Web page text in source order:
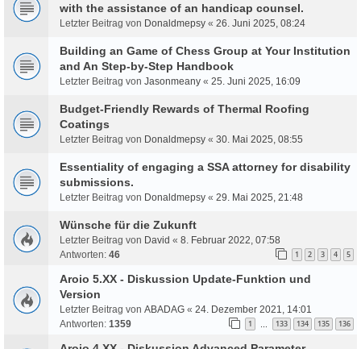
with the assistance of an handicap counsel.
Letzter Beitrag von Donaldmepsy « 26. Juni 2025, 08:24
Building an Game of Chess Group at Your Institution
and An Step-by-Step Handbook
Letzter Beitrag von Jasonmeany « 25. Juni 2025, 16:09
Budget-Friendly Rewards of Thermal Roofing
Coatings
Letzter Beitrag von Donaldmepsy « 30. Mai 2025, 08:55
Essentiality of engaging a SSA attorney for disability
submissions.
Letzter Beitrag von Donaldmepsy « 29. Mai 2025, 21:48
Wünsche für die Zukunft
Letzter Beitrag von David « 8. Februar 2022, 07:58
Antworten: 46 1 2 3 4 5
Aroio 5.XX - Diskussion Update-Funktion und
Version
Letzter Beitrag von ABADAG « 24. Dezember 2021, 14:01
Antworten: 1359 1 … 133 134 135 136